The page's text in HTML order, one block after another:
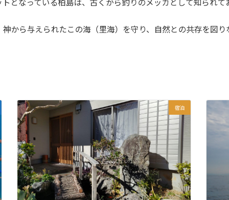
となっている柏島は、古くから釣りのメッカとして知られ
から与えられたこの海（里海）を守り、自然との共存を図
宿泊